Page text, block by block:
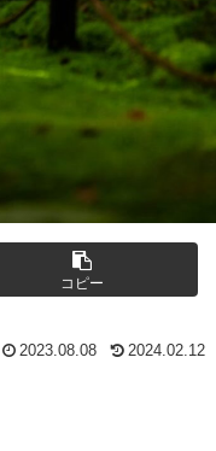
コピー
2023.08.08 2024.02.12